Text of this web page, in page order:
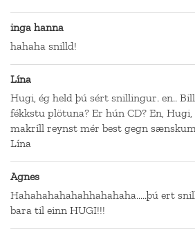
inga hanna
hahaha snilld!
Lína
Hugi, ég held þú sért snillingur. en..
fékkstu plötuna? Er hún CD? En,
makríll reynst mér best gegn
Lína
Agnes
Hahahahahahahhahahaha.....þú ert
bara til einn HUGI!!!